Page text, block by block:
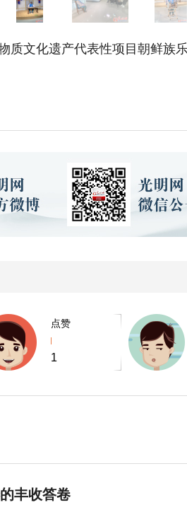
质文化遗产代表性项目朝鲜族
点赞
1
丰收答卷